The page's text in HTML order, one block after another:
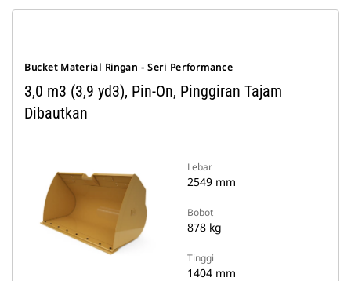
Bucket Material Ringan - Seri Performance
3,0 m3 (3,9 yd3), Pin-On, Pinggiran Tajam
Dibautkan
Lebar
2549 mm
Bobot
878 kg
Tinggi
1404 mm